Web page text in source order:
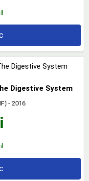
Digestive System
- 2016